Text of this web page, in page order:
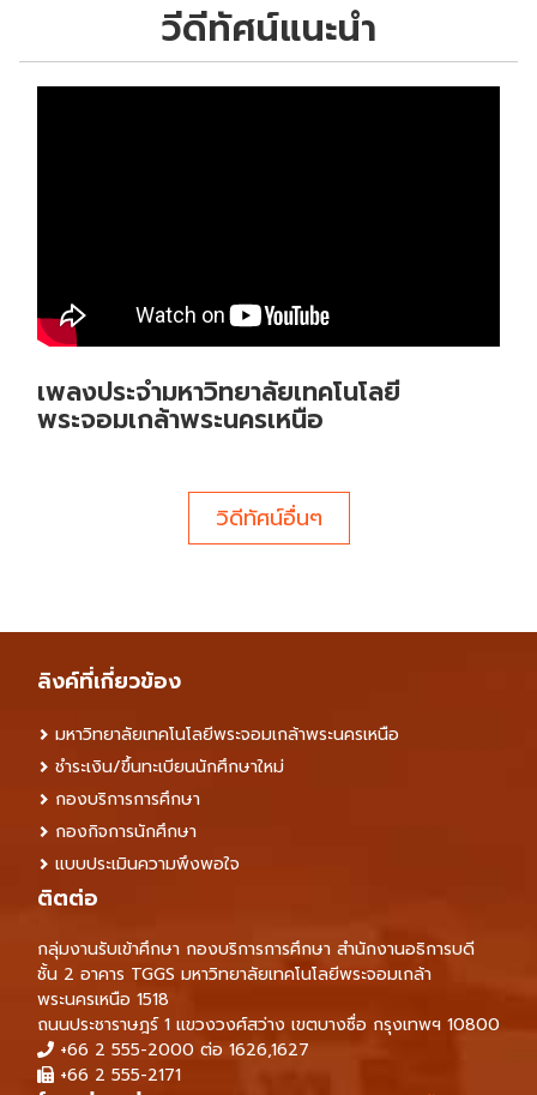
วีดีทัศน์แนะนำ
เพลงประจำมหาวิทยาลัยเทคโนโลยี
พระจอมเกล้าพระนครเหนือ
วิดีทัศน์อื่นๆ
ลิงค์ที่เกี่ยวข้อง
มหาวิทยาลัยเทคโนโลยีพระจอมเกล้าพระนครเหนือ
ชำระเงิน/ขึ้นทะเบียนนักศึกษาใหม่
กองบริการการศึกษา
กองกิจการนักศึกษา
แบบประเมินความพึงพอใจ
ติตต่อ
กลุ่มงานรับเข้าศึกษา กองบริการการศึกษา สำนักงานอธิการบดี
ชั้น 2 อาคาร TGGS มหาวิทยาลัยเทคโนโลยีพระจอมเกล้า
พระนครเหนือ 1518
ถนนประชาราษฎร์ 1 แขวงวงศ์สว่าง เขตบางซื่อ กรุงเทพฯ 10800
+66 2 555-2000 ต่อ 1626,1627
+66 2 555-2171